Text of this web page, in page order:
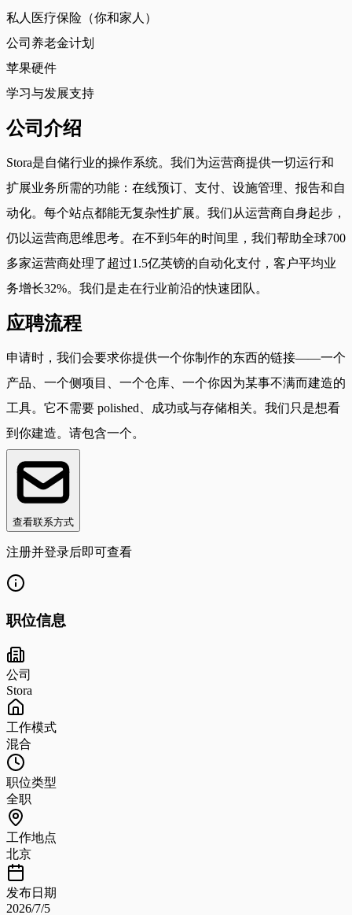
私人医疗保险（你和家人）
公司养老金计划
苹果硬件
学习与发展支持
公司介绍
Stora是自储行业的操作系统。我们为运营商提供一切运行和
扩展业务所需的功能：在线预订、支付、设施管理、报告和自
动化。每个站点都能无复杂性扩展。我们从运营商自身起步，
仍以运营商思维思考。在不到5年的时间里，我们帮助全球700
多家运营商处理了超过1.5亿英镑的自动化支付，客户平均业
务增长32%。我们是走在行业前沿的快速团队。
应聘流程
申请时，我们会要求你提供一个你制作的东西的链接——一个
产品、一个侧项目、一个仓库、一个你因为某事不满而建造的
工具。它不需要 polished、成功或与存储相关。我们只是想看
到你建造。请包含一个。
查看联系方式
注册并登录后即可查看
职位信息
公司
Stora
工作模式
混合
职位类型
全职
工作地点
北京
发布日期
2026/7/5